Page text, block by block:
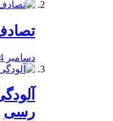
دسامبر 24, 2019
رسی